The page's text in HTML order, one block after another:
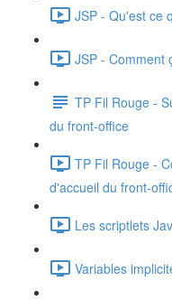
JSP - Qu'est ce
JSP - Comment
TP Fil Rouge -
du front-office
TP Fil Rouge -
d'accueil du front-
Les scriptlets
Variables